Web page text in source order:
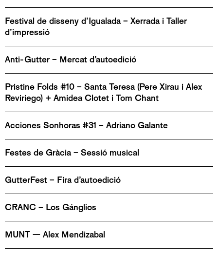
Festival de disseny d’Igualada – Xerrada i Taller
d’impressió
Anti-Gutter – Mercat d’autoedició
Pristine Folds #10 – Santa Teresa (Pere Xirau i Alex
Reviriego) + Amidea Clotet i Tom Chant
Acciones Sonhoras #31 – Adriano Galante
Festes de Gràcia – Sessió musical
GutterFest – Fira d’autoedició
CRANC – Los Gánglios
MUNT — Alex Mendizabal